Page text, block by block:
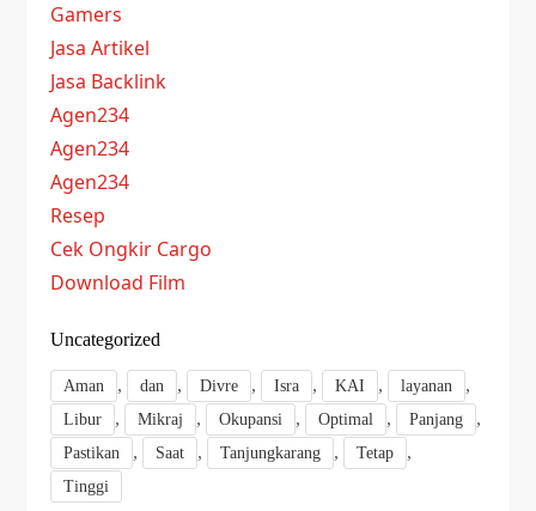
Gamers
Jasa Artikel
Jasa Backlink
Agen234
Agen234
Agen234
Resep
Cek Ongkir Cargo
Download Film
Uncategorized
Aman , dan , Divre , Isra , KAI , layanan ,
Libur , Mikraj , Okupansi , Optimal , Panjang ,
Pastikan , Saat , Tanjungkarang , Tetap ,
Tinggi